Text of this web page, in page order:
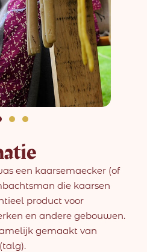
een kaarsemaecker (of
die kaarsen
product voor
en andere gebouwen.
gemaakt van